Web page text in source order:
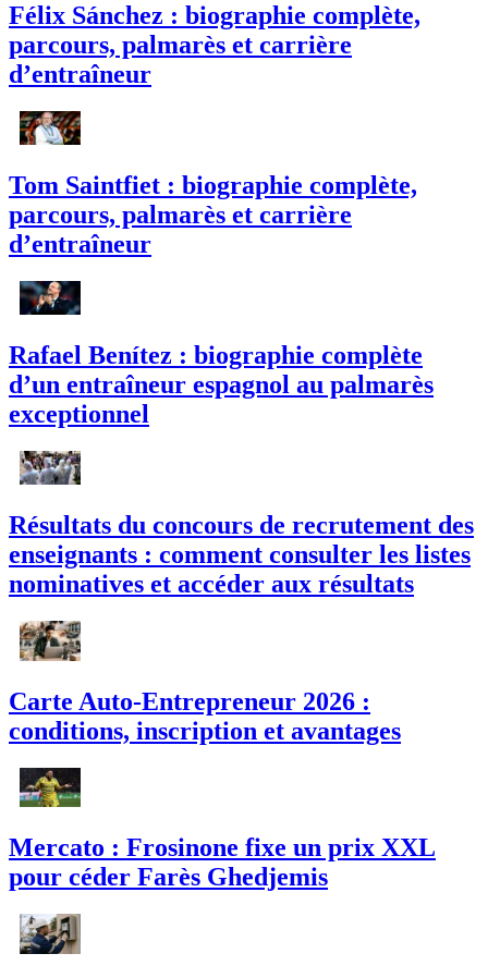
Félix Sánchez : biographie complète,
parcours, palmarès et carrière
d’entraîneur
Tom Saintfiet : biographie complète,
parcours, palmarès et carrière
d’entraîneur
Rafael Benítez : biographie complète
d’un entraîneur espagnol au palmarès
exceptionnel
Résultats du concours de recrutement des
enseignants : comment consulter les listes
nominatives et accéder aux résultats
Carte Auto-Entrepreneur 2026 :
conditions, inscription et avantages
Mercato : Frosinone fixe un prix XXL
pour céder Farès Ghedjemis